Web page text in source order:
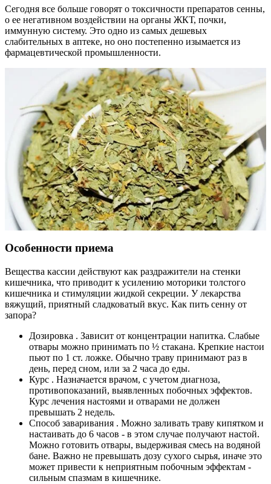
Сегодня все больше говорят о токсичности препаратов сенны,
о ее негативном воздействии на органы ЖКТ, почки,
иммунную систему. Это одно из самых дешевых
слабительных в аптеке, но оно постепенно изымается из
фармацевтической промышленности.
Особенности приема
Вещества кассии действуют как раздражители на стенки
кишечника, что приводит к усилению моторики толстого
кишечника и стимуляции жидкой секреции. У лекарства
вяжущий, приятный сладковатый вкус. Как пить сенну от
запора?
Дозировка . Зависит от концентрации напитка. Слабые
отвары можно принимать по ½ стакана. Крепкие настои
пьют по 1 ст. ложке. Обычно траву принимают раз в
день, перед сном, или за 2 часа до еды.
Курс . Назначается врачом, с учетом диагноза,
противопоказаний, выявленных побочных эффектов.
Курс лечения настоями и отварами не должен
превышать 2 недель.
Способ заваривания . Можно заливать траву кипятком и
настаивать до 6 часов - в этом случае получают настой.
Можно готовить отвары, выдерживая смесь на водяной
бане. Важно не превышать дозу сухого сырья, иначе это
может привести к неприятным побочным эффектам -
сильным спазмам в кишечнике.